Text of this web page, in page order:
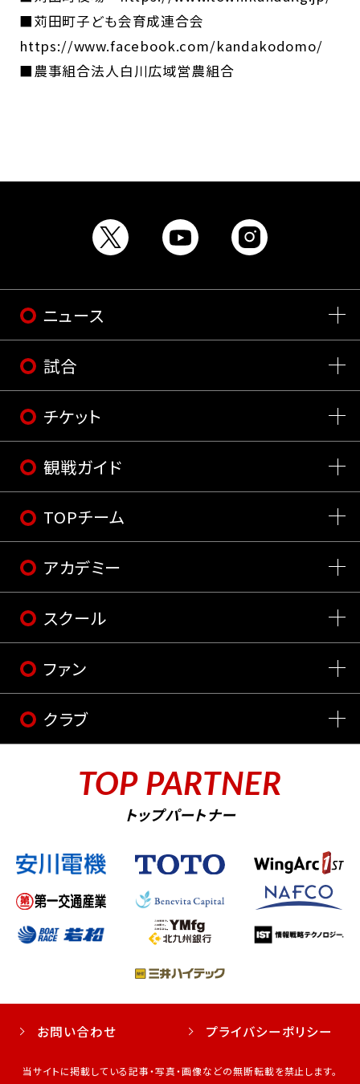
■苅田町子ども会育成連合会
https://www.facebook.com/kandakodomo/
■農事組合法人白川広域営農組合
ニュース
試合
チケット
観戦ガイド
TOPチーム
アカデミー
スクール
ファン
クラブ
TOP PARTNER
トップパートナー
お問い合わせ プライバシーポリシー
当サイトに掲載している記事・写真・画像などの無断転載を禁止します。